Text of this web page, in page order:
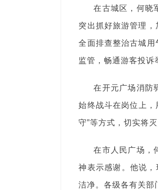
在古城区，何晓
突出抓好旅游管理，
全面排查整治古城
监管，畅通游客投诉
在开元广场消防
始终战斗在岗位上
守”等方式，切实将
在市人民广场，
神表示感谢。他说
洁净。各级各有关部